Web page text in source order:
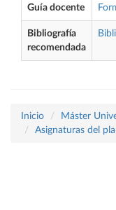
Guía docente
Bibliografía
recomendada
Inicio
Máster
Asignaturas del